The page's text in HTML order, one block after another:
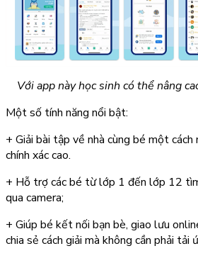
Với app này học sinh có thể nâng
Một số tính năng nổi bật:
+ Giải bài tập về nhà cùng bé một
chính xác cao.
+ Hỗ trợ các bé từ lớp 1 đến lớp 12
qua camera;
+ Giúp bé kết nối bạn bè, giao lưu
chia sẻ cách giải mà không cần phải tải